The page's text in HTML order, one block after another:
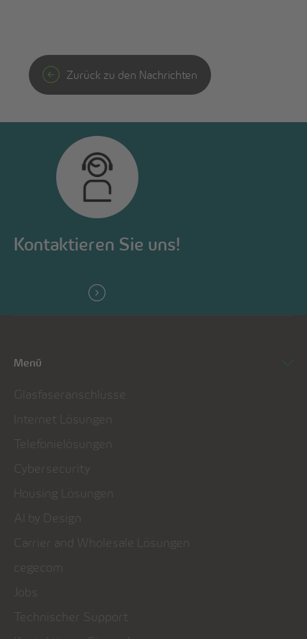
Zurück zu den Nachrichten
Kontaktieren Sie uns!
Menü
Glasfaseranschlüsse
Internet Lösungen
Telefonielösungen
Cybersecurity
Housing Lösungen
AI by Design
Carrier and Wholesale Lösungen
cegecom
Jobs
Technischer Support